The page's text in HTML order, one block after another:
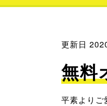
更新日
無料
平素よりご